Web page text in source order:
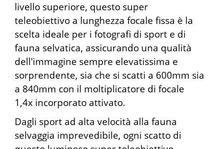
livello superiore, questo super
teleobiettivo a lunghezza focale fissa è la
scelta ideale per i fotografi di sport e di
fauna selvatica, assicurando una qualità
dell'immagine sempre elevatissima e
sorprendente, sia che si scatti a 600mm sia
a 840mm con il moltiplicatore di focale
1,4x incorporato attivato.
Dagli sport ad alta velocità alla fauna
selvaggia imprevedibile, ogni scatto di